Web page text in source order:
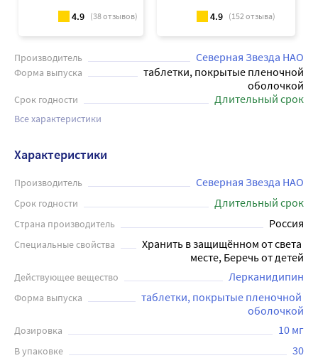
4.9 (38отзывов) 4.9 (152отзыва)
Производитель Северная Звезда НАО
Форма выпуска
таблетки, покрытые пленочной
оболочкой
Срок годности Длительный срок
Все характеристики
Характеристики
Производитель Северная Звезда НАО
Срок годности Длительный срок
Страна производитель Россия
Специальные свойства
Хранить в защищённом от света
месте, Беречь от детей
Действующее вещество Лерканидипин
Форма выпуска
таблетки, покрытые пленочной
оболочкой
Дозировка 10 мг
В упаковке 30